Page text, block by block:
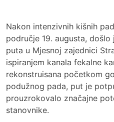
Nakon intenzivnih kišnih
područje 19. augusta,
puta u Mjesnoj zajednici
ispiranjem kanala fekalne
rekonstruisana početkom
podužnog pada, put je
prouzrokovalo značajne
stanovnike.